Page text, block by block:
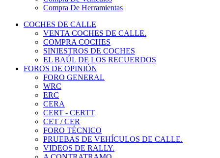
COCHES DE CALLE
VENTA COCHES DE CALLE.
COMPRA COCHES
SINIESTROS DE COCHES
EL BAÚL DE LOS RECUERDOS
FOROS DE OPINIÓN
FORO GENERAL
WRC
ERC
CERA
CERT - CERTT
CET / CER
FORO TÉCNICO
PRUEBAS DE VEHÍCULOS DE CALLE.
VIDEOS DE RALLY.
A CONTRATRAMO
TIENDA ONLINE